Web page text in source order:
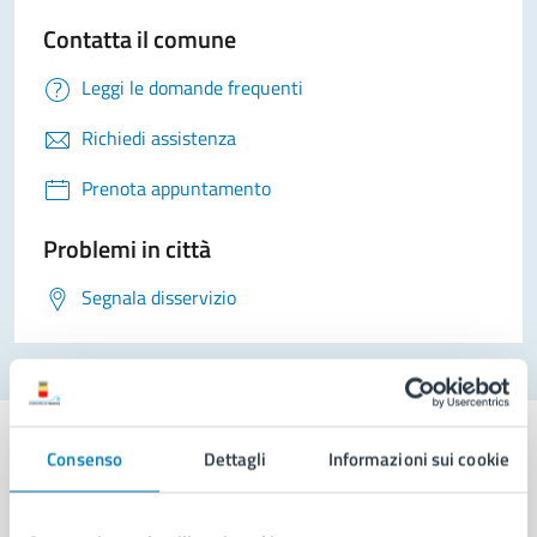
Consenso Dettagli Informazioni sui cookie
Contatta il comune
Leggi le domande frequenti
Richiedi assistenza
Prenota appuntamento
Problemi in città
Segnala disservizio
Comune di Napoli